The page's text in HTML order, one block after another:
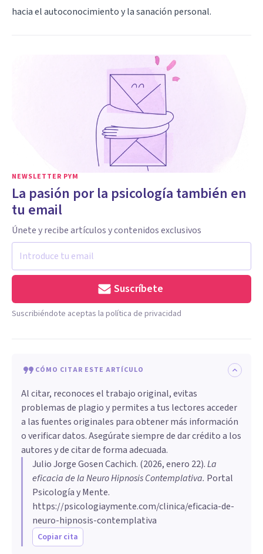
hacia el autoconocimiento y la sanación personal.
NEWSLETTER PYM
La pasión por la psicología también en
tu email
Únete y recibe artículos y contenidos exclusivos
Suscríbete
Suscribiéndote aceptas la política de privacidad
CÓMO CITAR ESTE ARTÍCULO
Al citar, reconoces el trabajo original, evitas
problemas de plagio y permites a tus lectores acceder
a las fuentes originales para obtener más información
o verificar datos. Asegúrate siempre de dar crédito a los
autores y de citar de forma adecuada.
Julio Jorge Gosen Cachich. (2026, enero 22).La
eficacia de la Neuro Hipnosis Contemplativa. Portal
Psicología y Mente.
https://psicologiaymente.com/clinica/eficacia-de-
neuro-hipnosis-contemplativa
Copiar cita